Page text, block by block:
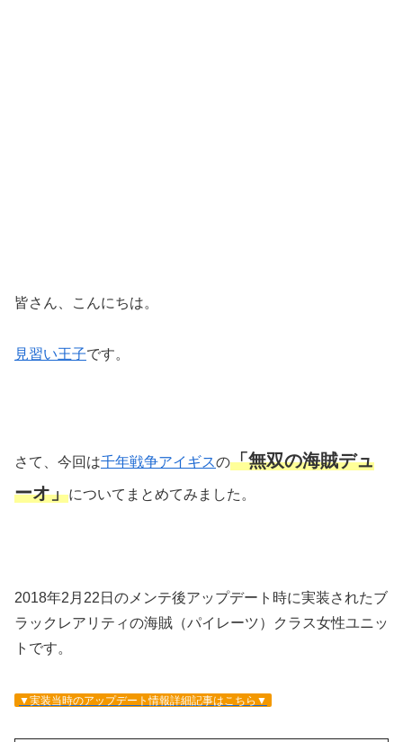
皆さん、こんにちは。
見習い王子です。
さて、今回は千年戦争アイギスの「無双の海賊デュ
ーオ」についてまとめてみました。
2018年2月22日のメンテ後アップデート時に実装されたブ
ラックレアリティの海賊（パイレーツ）クラス女性ユニッ
トです。
▼実装当時のアップデート情報詳細記事はこちら▼